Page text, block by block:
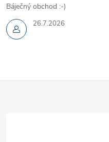
26.7.2026
Báječný obchod :-)